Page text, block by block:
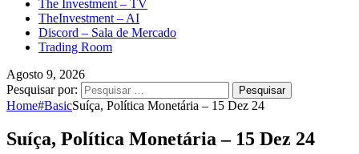
The Investment – TV
TheInvestment – AI
Discord – Sala de Mercado
Trading Room
Agosto 9, 2026
Pesquisar por:
Home#BasicSuíça, Política Monetária – 15 Dez 24
Suíça, Política Monetária – 15 Dez 24